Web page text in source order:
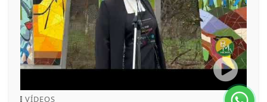
VÍDEOS